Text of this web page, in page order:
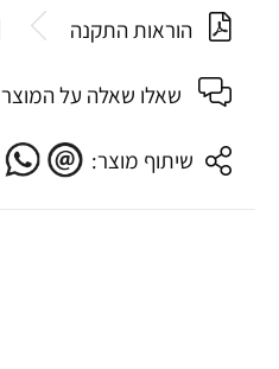
הוראות התקנה
שאלו שאלה על המוצר
שיתוף מוצר: